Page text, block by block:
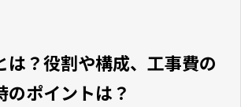
は？役割や構成、工事費の
のポイントは？